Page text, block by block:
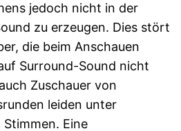
jedoch nicht in der
zu erzeugen. Dies stört
die beim Anschauen
Surround-Sound nicht
Zuschauer von
leiden unter
Eine